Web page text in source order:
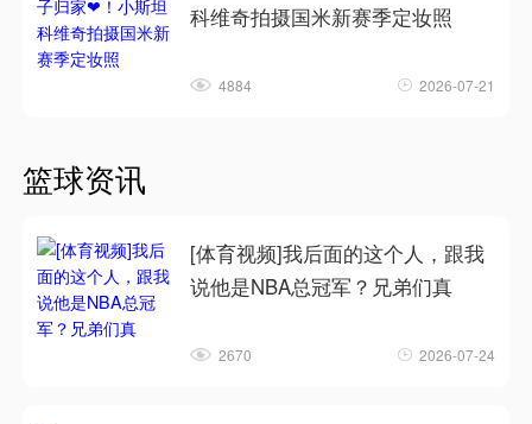
科维奇拍摄国米新赛季定妆照
4884 2026-07-21
篮球资讯
[体育视频]我后面的这个人，跟我
说他是NBA总冠军？兄弟们真
2670 2026-07-24